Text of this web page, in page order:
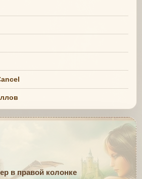
в правой колонке